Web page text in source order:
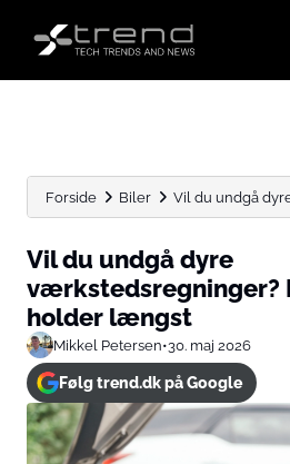
Forside Biler Vil du undgå
Vil du undgå dyre
værkstedsregninger?
holder længst
Mikkel Petersen•30. maj 2026
Følg trend.dk på Google